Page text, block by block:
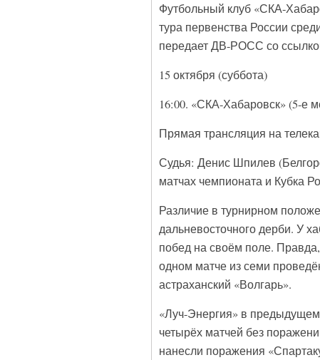
Футбольный клуб «СКА-
тура первенства России
передает ДВ-РОСС со
15 октября (суббота)
16:00. «СКА-Хабаровск» (5-е
Прямая трансляция на
Судья: Денис Шпилев
матчах чемпионата и Кубка
Различие в турнирном
дальневосточного дерби. У
побед на своём поле.
одном матче из семи
астраханский «Волгарь».
«Луч-Энергия» в
четырёх матчей без
нанесли поражения